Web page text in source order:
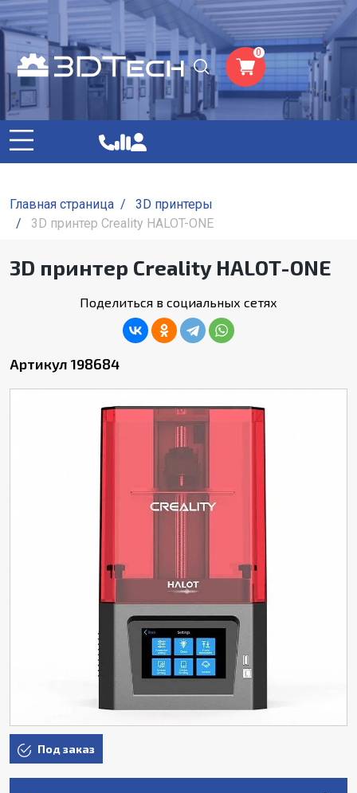
0
Главная страница /
3D принтеры
/
3D принтер Creality HALOT-ONE
3D принтер Creality HALOT-ONE
Поделиться в социальных сетях
Артикул 198684
Под заказ